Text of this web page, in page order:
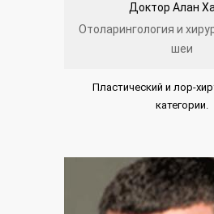
Доктор Алан
Отоларингология и
шеи
Пластический и лор-
категории.